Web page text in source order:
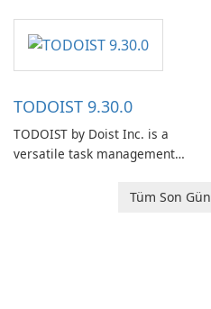
TODOIST 9.30.0
TODOIST by Doist Inc. is a
versatile task management
individuals and teamsTüm Son